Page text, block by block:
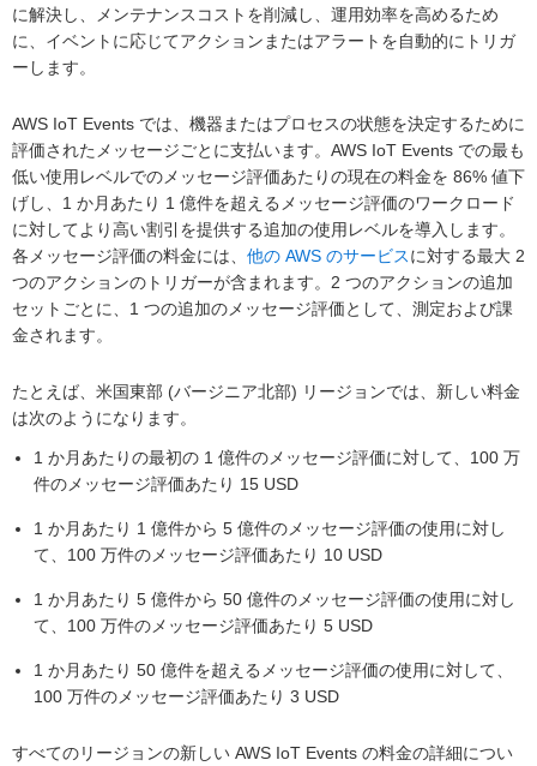
に解決し、メンテナンスコストを削減し、運用効率を高めるため
に、イベントに応じてアクションまたはアラートを自動的にトリガ
ーします。
AWS IoT Events では、機器またはプロセスの状態を決定するために
評価されたメッセージごとに支払います。AWS IoT Events での最も
低い使用レベルでのメッセージ評価あたりの現在の料金を 86% 値下
げし、1 か月あたり 1 億件を超えるメッセージ評価のワークロード
に対してより高い割引を提供する追加の使用レベルを導入します。
各メッセージ評価の料金には、 他の AWS のサービスに対する最大 2
つのアクションのトリガーが含まれます。2 つのアクションの追加
セットごとに、1 つの追加のメッセージ評価として、測定および課
金されます。
たとえば、米国東部 (バージニア北部) リージョンでは、新しい料金
は次のようになります。
1 か月あたりの最初の 1 億件のメッセージ評価に対して、100 万
件のメッセージ評価あたり 15 USD
1 か月あたり 1 億件から 5 億件のメッセージ評価の使用に対し
て、100 万件のメッセージ評価あたり 10 USD
1 か月あたり 5 億件から 50 億件のメッセージ評価の使用に対し
て、100 万件のメッセージ評価あたり 5 USD
1 か月あたり 50 億件を超えるメッセージ評価の使用に対して、
100 万件のメッセージ評価あたり 3 USD
すべてのリージョンの新しい AWS IoT Events の料金の詳細につい